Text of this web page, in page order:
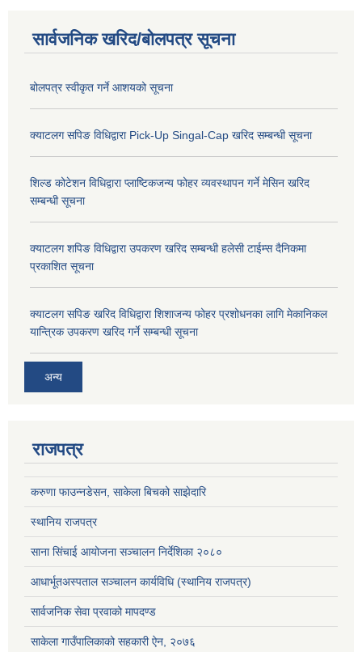
सार्वजनिक खरिद/बोलपत्र सूचना
बोलपत्र स्वीकृत गर्ने आशयको सूचना
क्याटलग सपिङ विधिद्वारा Pick-Up Singal-Cap खरिद सम्बन्धी सूचना
शिल्ड कोटेशन विधिद्वारा प्लाष्टिकजन्य फोहर व्यवस्थापन गर्ने मेसिन खरिद
सम्बन्धी सूचना
क्याटलग शपिङ विधिद्वारा उपकरण खरिद सम्बन्धी हलेसी टाईम्स दैनिकमा
प्रकाशित सूचना
क्याटलग सपिङ खरिद विधिद्वारा शिशाजन्य फोहर प्रशोधनका लागि मेकानिकल
यान्त्रिक उपकरण खरिद गर्ने सम्बन्धी सूचना
अन्य
राजपत्र
करुणा फाउन्नडेसन, साकेला बिचको साझेदारि
स्थानिय राजपत्र
साना सिंचाई आयोजना सञ्चालन निर्देशिका २०८०
आधार्भूतअस्पताल सञ्चालन कार्यविधि (स्थानिय राजपत्र)
सार्वजनिक सेवा प्रवाको मापदण्ड
साकेला गाउँपालिकाको सहकारी ऐन, २०७६